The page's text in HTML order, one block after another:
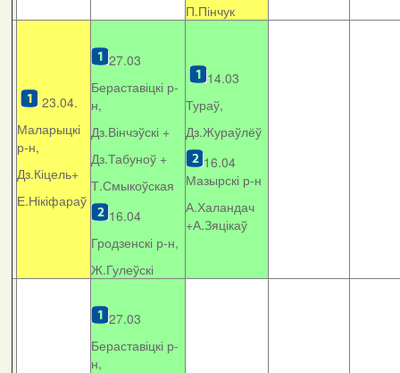
П.Пінчук
23.04.
Маларыцкі
р-н,
Дз.Кіцель+
Е.Нікіфараў
27.03
Бераставіцкі р-
н,
Дз.Вінчэўскі +
Дз.Табуноў +
Т.Смыкоўская
16.04
Гродзенскі р-н,
Ж.Гулеўскі
14.03
Тураў,
Дз.Жураўлёў
16.04
Мазырскі р-н
А.Халандач
+А.Зяцікаў
27.03
Бераставіцкі р-
н,